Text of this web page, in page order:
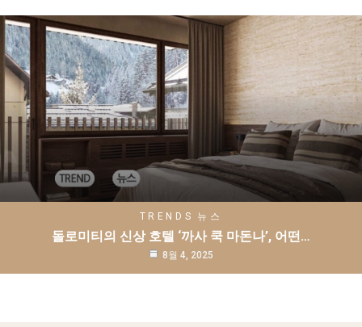
TRENDS 뉴스
돌로미티의 신상 호텔 ‘까사 쿡 마돈나’, 어떤…
8월 4, 2025